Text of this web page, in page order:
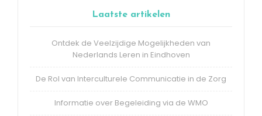
Laatste artikelen
Ontdek de Veelzijdige Mogelijkheden van
Nederlands Leren in Eindhoven
De Rol van Interculturele Communicatie in de Zorg
Informatie over Begeleiding via de WMO